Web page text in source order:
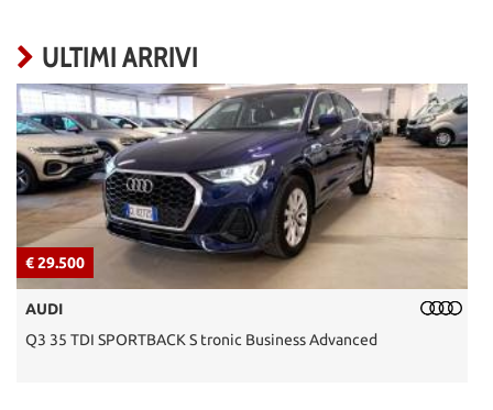
ULTIMI ARRIVI
€ 29.500
AUDI
Q3 35 TDI SPORTBACK S tronic Business Advanced